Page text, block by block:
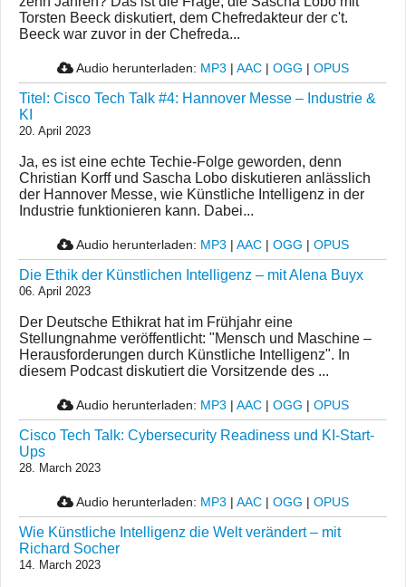
Torsten Beeck diskutiert, dem Chefredakteur der c't.
Beeck war zuvor in der Chefreda...
Audio herunterladen: MP3 | AAC | OGG | OPUS
Titel: Cisco Tech Talk #4: Hannover Messe – Industrie &
KI
20. April 2023
Ja, es ist eine echte Techie-Folge geworden, denn
Christian Korff und Sascha Lobo diskutieren anlässlich
der Hannover Messe, wie Künstliche Intelligenz in der
Industrie funktionieren kann. Dabei...
Audio herunterladen: MP3 | AAC | OGG | OPUS
Die Ethik der Künstlichen Intelligenz – mit Alena Buyx
06. April 2023
Der Deutsche Ethikrat hat im Frühjahr eine
Stellungnahme veröffentlicht: "Mensch und Maschine –
Herausforderungen durch Künstliche Intelligenz". In
diesem Podcast diskutiert die Vorsitzende des ...
Audio herunterladen: MP3 | AAC | OGG | OPUS
Cisco Tech Talk: Cybersecurity Readiness und KI-Start-
Ups
28. March 2023
Audio herunterladen: MP3 | AAC | OGG | OPUS
Wie Künstliche Intelligenz die Welt verändert – mit
Richard Socher
14. March 2023